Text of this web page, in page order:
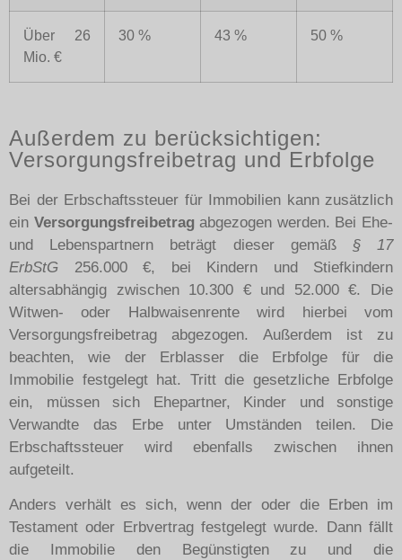
Über 26
Mio. €
30 % 43 % 50 %
Außerdem zu berücksichtigen:
Versorgungsfreibetrag und Erbfolge
Bei der Erbschaftssteuer für Immobilien kann zusätzlich
ein Versorgungsfreibetragabgezogen werden. Bei Ehe-
und Lebenspartnern beträgt dieser gemäß § 17
ErbStG 256.000 €, bei Kindern und Stiefkindern
altersabhängig zwischen 10.300 € und 52.000 €. Die
Witwen- oder Halbwaisenrente wird hierbei vom
Versorgungsfreibetrag abgezogen. Außerdem ist zu
beachten, wie der Erblasser die Erbfolge für die
Immobilie festgelegt hat. Tritt die gesetzliche Erbfolge
ein, müssen sich Ehepartner, Kinder und sonstige
Verwandte das Erbe unter Umständen teilen. Die
Erbschaftssteuer wird ebenfalls zwischen ihnen
aufgeteilt.
Anders verhält es sich, wenn der oder die Erben im
Testament oder Erbvertrag festgelegt wurde. Dann fällt
die Immobilie den Begünstigten zu und die